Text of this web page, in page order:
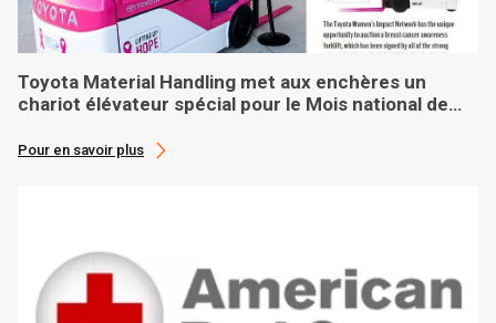
Toyota Material Handling met aux enchères un
chariot élévateur spécial pour le Mois national de
Pour en savoir plus